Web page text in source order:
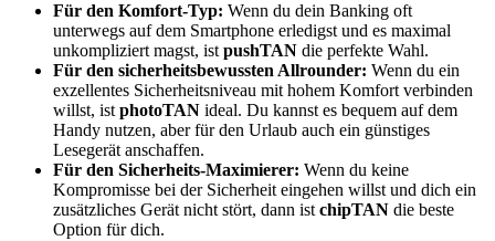
Für den Komfort-Typ: Wenn du dein Banking oft
unterwegs auf dem Smartphone erledigst und es maximal
unkompliziert magst, ist pushTAN die perfekte Wahl.
Für den sicherheitsbewussten Allrounder: Wenn du ein
exzellentes Sicherheitsniveau mit hohem Komfort verbinden
willst, ist photoTAN ideal. Du kannst es bequem auf dem
Handy nutzen, aber für den Urlaub auch ein günstiges
Lesegerät anschaffen.
Für den Sicherheits-Maximierer: Wenn du keine
Kompromisse bei der Sicherheit eingehen willst und dich ein
zusätzliches Gerät nicht stört, dann ist chipTAN die beste
Option für dich.